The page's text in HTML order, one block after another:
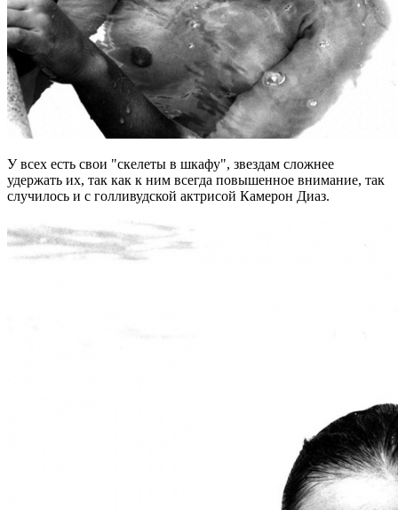
У всех есть свои "скелеты в шкафу", звездам сложнее
удержать их, так как к ним всегда повышенное внимание, так
случилось и с голливудской актрисой Камерон Диаз.